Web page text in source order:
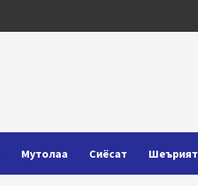
Мутолаа Сиёсат Шеърият